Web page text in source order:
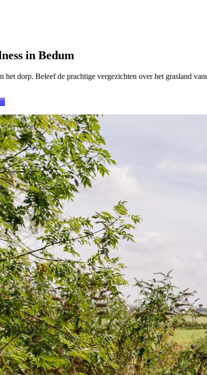
in Bedum
het dorp. Beleef de prachtige vergezichten over het grasland